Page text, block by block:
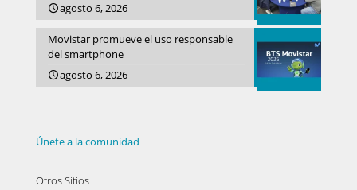
agosto 6, 2026
Movistar promueve el uso responsable
del smartphone
agosto 6, 2026
Únete a la comunidad
Otros Sitios